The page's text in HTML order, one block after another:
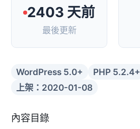
2403 天前
最後更新
WordPress 5.0+ PHP 5.2.4+
上架：2020-01-08
內容目錄